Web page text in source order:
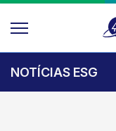
NOTÍCIAS ESG